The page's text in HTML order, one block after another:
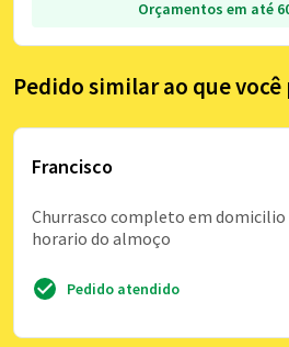
Orçamentos em até
Pedido similar ao que você
Francisco
Churrasco completo em domicilio
horario do almoço
Pedido atendido